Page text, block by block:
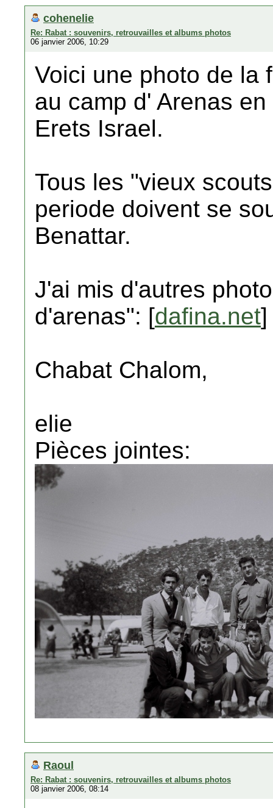
cohenelie
Re: Rabat : souvenirs, retrouvailles et albums photos
06 janvier 2006, 10:29
Voici une photo de la
au camp d' Arenas
Erets Israel.
Tous les "vieux
periode doivent se
Benattar.
J'ai mis d'autres
d'arenas": [dafina.net]
Chabat Chalom,
elie
Pièces jointes:
Raoul
Re: Rabat : souvenirs, retrouvailles et albums photos
08 janvier 2006, 08:14